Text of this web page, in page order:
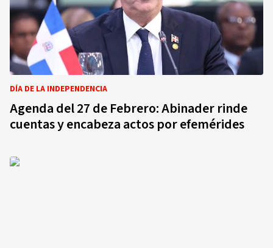
DÍA DE LA INDEPENDENCIA
Agenda del 27 de Febrero: Abinader rinde
cuentas y encabeza actos por efemérides